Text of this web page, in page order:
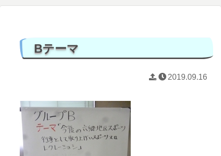
Bテーマ
2019.09.16